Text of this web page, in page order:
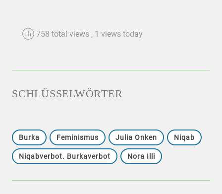
758 total views , 1 views today
SCHLÜSSELWÖRTER
Burka Feminismus Julia Onken Niqab
Niqabverbot. Burkaverbot Nora Illi